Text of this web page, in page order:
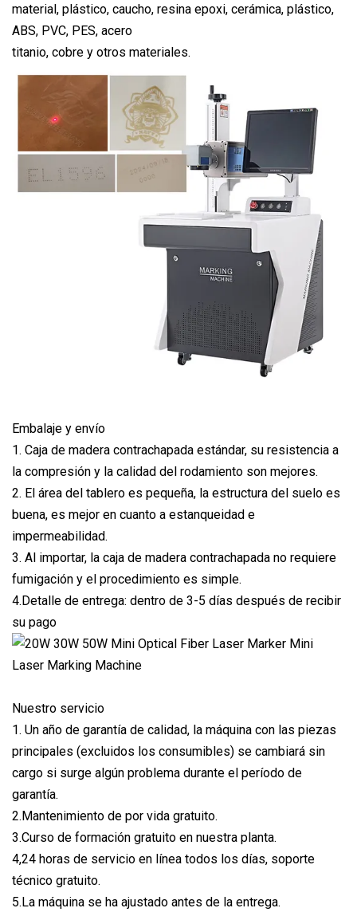
material, plástico, caucho, resina epoxi, cerámica, plástico,
ABS, PVC, PES, acero
titanio, cobre y otros materiales.
Embalaje y envío
1. Caja de madera contrachapada estándar, su resistencia a
la compresión y la calidad del rodamiento son mejores.
2. El área del tablero es pequeña, la estructura del suelo es
buena, es mejor en cuanto a estanqueidad e
impermeabilidad.
3. Al importar, la caja de madera contrachapada no requiere
fumigación y el procedimiento es simple.
4.Detalle de entrega: dentro de 3-5 días después de recibir
su pago
Nuestro servicio
1. Un año de garantía de calidad, la máquina con las piezas
principales (excluidos los consumibles) se cambiará sin
cargo si surge algún problema durante el período de
garantía.
2.Mantenimiento de por vida gratuito.
3.Curso de formación gratuito en nuestra planta.
4,24 horas de servicio en línea todos los días, soporte
técnico gratuito.
5.La máquina se ha ajustado antes de la entrega.